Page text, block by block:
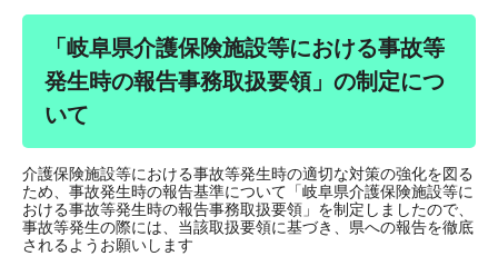
「岐阜県介護保険施設等における事故等
発生時の報告事務取扱要領」の制定につ
いて
介護保険施設等における事故等発生時の適切な対策の強化を図る
ため、事故発生時の報告基準について「岐阜県介護保険施設等に
おける事故等発生時の報告事務取扱要領」を制定しましたので、
事故等発生の際には、当該取扱要領に基づき、県への報告を徹底
されるようお願いします